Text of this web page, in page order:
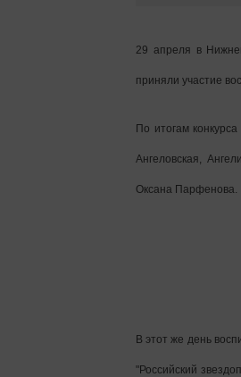
29 апреля в
приняли участие
По итогам
Ангеловская,
Оксана Парфенова.
В этот же день
"Российский